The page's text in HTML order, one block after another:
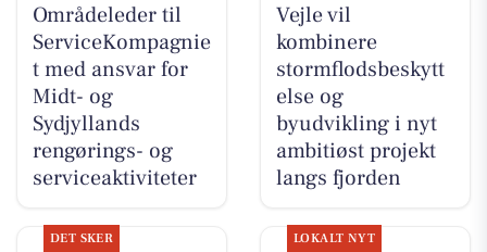
Områdeleder til
ServiceKompagnie
t med ansvar for
Midt- og
Sydjyllands
rengørings- og
serviceaktiviteter
Vejle vil
kombinere
stormflodsbeskytt
else og
byudvikling i nyt
ambitiøst projekt
langs fjorden
DET SKER LOKALT NYT